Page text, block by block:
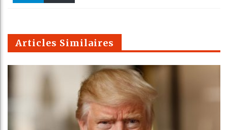
m
Articles Similaires